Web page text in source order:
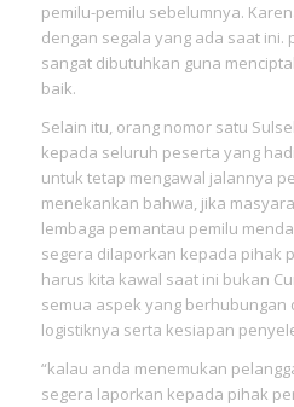
pemilu-pemilu sebelumnya.
dengan segala yang ada saat
sangat dibutuhkan guna
baik.
Selain itu, orang nomor satu
kepada seluruh peserta yang
untuk tetap mengawal jalannya
menekankan bahwa, jika
lembaga pemantau pemilu
segera dilaporkan kepada pihak
harus kita kawal saat ini bukan
semua aspek yang berhubungan
logistiknya serta kesiapan
“kalau anda menemukan
segera laporkan kepada pihak